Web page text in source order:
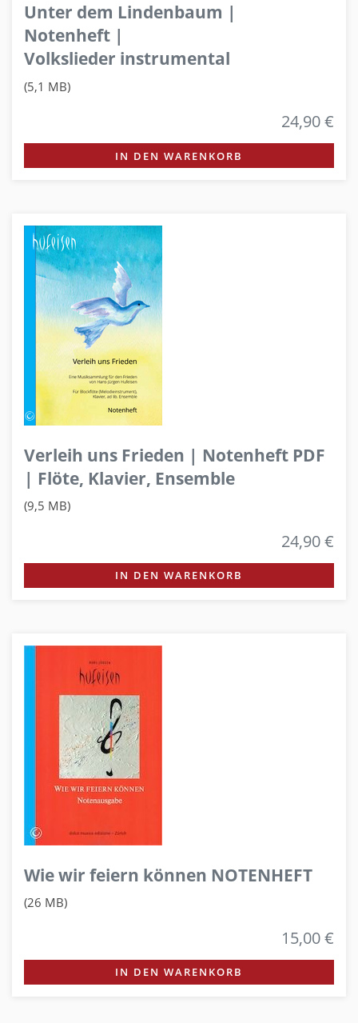
Unter dem Lindenbaum |
Notenheft |
Volkslieder instrumental
(5,1 MB)
24,90 €
IN DEN WARENKORB
Verleih uns Frieden | Notenheft PDF
| Flöte, Klavier, Ensemble
(9,5 MB)
24,90 €
IN DEN WARENKORB
Wie wir feiern können NOTENHEFT
(26 MB)
15,00 €
IN DEN WARENKORB